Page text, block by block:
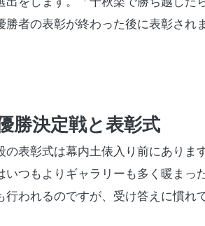
勝者の表彰が終わった後に表彰され
勝決定戦と表彰式
の表彰式は幕内土俵入り前にあり
いつもよりギャラリーも多く暖ま
行われるのですが、受け答えに慣